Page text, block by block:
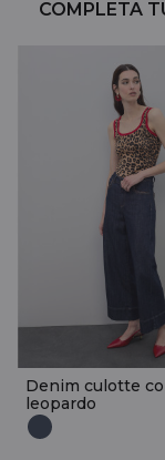
COMPLETA
Denim culotte
leopardo